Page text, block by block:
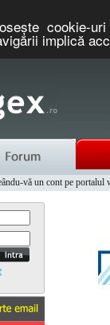
cookie-
implică
-